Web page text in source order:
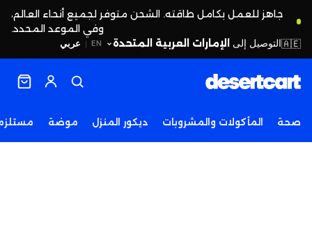
جاهز للعمل بكامل طاقته. الشحن متوفر لجميع أنحاء العالم،
وفي الموعد المحدد.
EN
| عربي 🇦🇪التوصيل إلى الإمارات العربية المتحدة
صحة المأكولات والمشروبات ديكور المنزل موضة